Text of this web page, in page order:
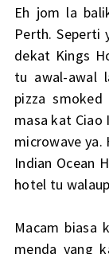
Eh jom la
Perth. Seperti
dekat Kings
tu awal-awal
pizza
masa kat
microwave ya.
Indian Ocean
hotel tu
Macam biasa
menda yang